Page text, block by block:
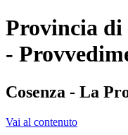
Provincia di
-
Cosenza - La
Vai al contenuto